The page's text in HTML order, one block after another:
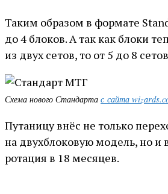
Таким образом в формате
до 4 блоков. А так как блоки
из двух сетов, то от 5 до 8
Схема нового Стандарта с сайта
Путаницу внёс не только
на двухблоковую модель, но и
ротация в 18 месяцев.